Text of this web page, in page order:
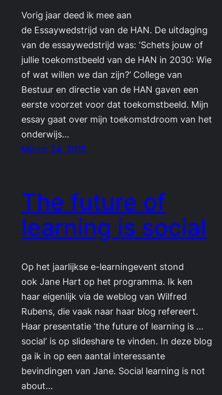
Vorig jaar deed ik mee aan
de Essaywedstrijd van de HAN. De uitdaging
van de essaywedstrijd was: ‘Schets jouw of
jullie toekomstbeeld van de HAN in 2030: Wie
of wat willen we dan zijn?’ College van
Bestuur en directie van de HAN gaven een
eerste voorzet voor dat toekomstbeeld. Mijn
essay gaat over mijn toekomstdroom van het
onderwijs…
March 24, 2015
The future of
learning is social
Op het jaarlijkse e-learningevent stond
ook Jane Hart op het programma. Ik ken
haar eigenlijk via de weblog van Wilfred
Rubens, die vaak naar haar blog refereert.
Haar presentatie ‘the future of learning is …
social‘ is op slideshare te vinden. In deze blog
ga ik in op een aantal interessante
bevindingen van Jane. Social learning is not
about…